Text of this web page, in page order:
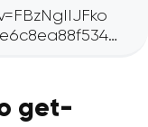
get-